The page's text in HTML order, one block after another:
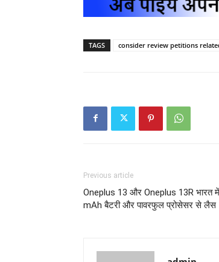
TAGS consider review petitions
Previous article
Oneplus 13 और Oneplus 13R भारत
mAh बैटरी और पावरफुल प्रोसेसर से लैस